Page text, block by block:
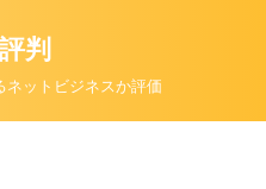
判
ネットビジネスか評価